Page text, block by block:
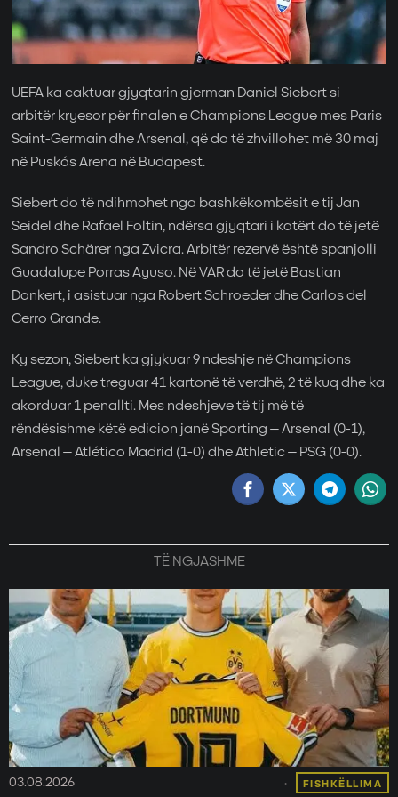
UEFA ka caktuar gjyqtarin gjerman Daniel Siebert si
arbitër kryesor për finalen e Champions League mes Paris
Saint-Germain dhe Arsenal, që do të zhvillohet më 30 maj
në Puskás Arena në Budapest.
Siebert do të ndihmohet nga bashkëkombësit e tij Jan
Seidel dhe Rafael Foltin, ndërsa gjyqtari i katërt do të jetë
Sandro Schärer nga Zvicra. Arbitër rezervë është spanjolli
Guadalupe Porras Ayuso. Në VAR do të jetë Bastian
Dankert, i asistuar nga Robert Schroeder dhe Carlos del
Cerro Grande.
Ky sezon, Siebert ka gjykuar 9 ndeshje në Champions
League, duke treguar 41 kartonë të verdhë, 2 të kuq dhe ka
akorduar 1 penallti. Mes ndeshjeve të tij më të
rëndësishme këtë edicion janë Sporting – Arsenal (0-1),
Arsenal – Atlético Madrid (1-0) dhe Athletic – PSG (0-0).
TË NGJASHME
03.08.2026 FISHKËLLIMA